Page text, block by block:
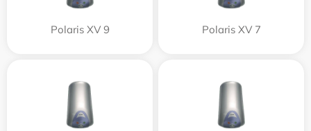
Polaris XV 9 Polaris XV 7